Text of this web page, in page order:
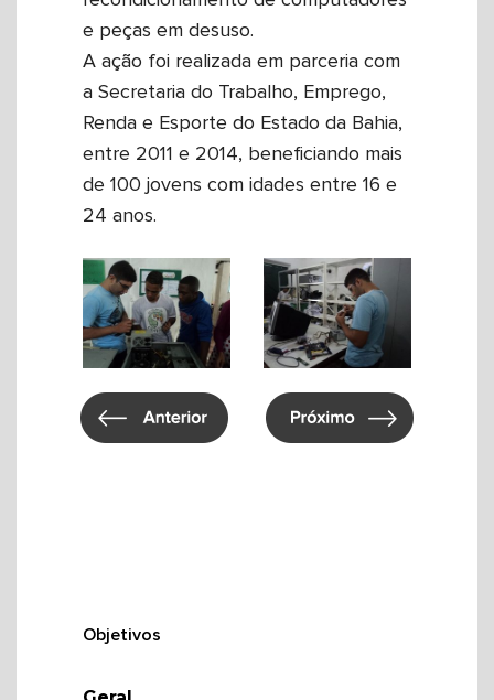
e peças em desuso.
A ação foi realizada em parceria com
a Secretaria do Trabalho, Emprego,
Renda e Esporte do Estado da Bahia,
entre 2011 e 2014, beneficiando mais
de 100 jovens com idades entre 16 e
24 anos.
Objetivos